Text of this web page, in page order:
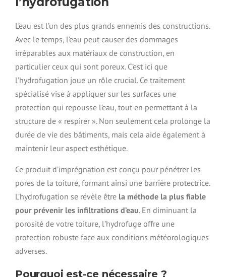
L’eau est l’un des plus grands ennemis des constructions.
Avec le temps, l’eau peut causer des dommages
irréparables aux matériaux de construction, en
particulier ceux qui sont poreux. C’est ici que
l’hydrofugation joue un rôle crucial. Ce traitement
spécialisé vise à appliquer sur les surfaces une
protection qui repousse l’eau, tout en permettant à la
structure de « respirer ». Non seulement cela prolonge la
durée de vie des bâtiments, mais cela aide également à
maintenir leur aspect esthétique.
Ce produit d’imprégnation est conçu pour pénétrer les
pores de la toiture, formant ainsi une barrière protectrice.
L’hydrofugation se révèle être la méthode la plus fiable
pour prévenir les infiltrations d’eau. En diminuant la
porosité de votre toiture, l’hydrofuge offre une
protection robuste face aux conditions météorologiques
adverses.
Pourquoi est-ce nécessaire ?